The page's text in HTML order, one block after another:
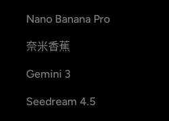
Nano Banana Pro
奈米香蕉
Gemini 3
Seedream 4.5